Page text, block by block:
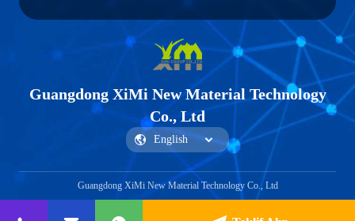
Guangdong XiMi New Material Technology
Co., Ltd
Guangdong XiMi New Material Technology Co., Ltd